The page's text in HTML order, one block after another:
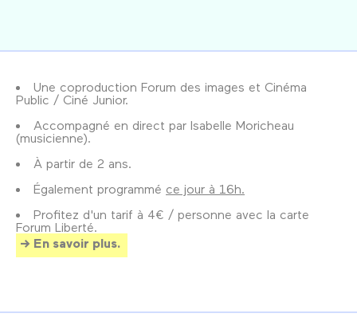
Une coproduction Forum des images et Cinéma
Public / Ciné Junior.
Accompagné en direct par Isabelle Moricheau
(musicienne).
À partir de 2 ans.
Également programmé ce jour à 16h.
Profitez d'un tarif à 4€ / personne avec la carte
Forum Liberté.
En savoir plus.